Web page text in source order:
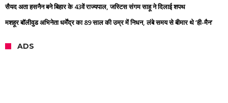
सैयद अता हसनैन बने बिहार के 43वें राज्यपाल, जस्टिस संगम साहू ने दिलाई शपथ
मशहूर बॉलीवुड अभिनेता धर्मेंद्र का 89 साल की उम्र में निधन, लंबे समय से बीमार थे ‘ही-मैन’
ADS